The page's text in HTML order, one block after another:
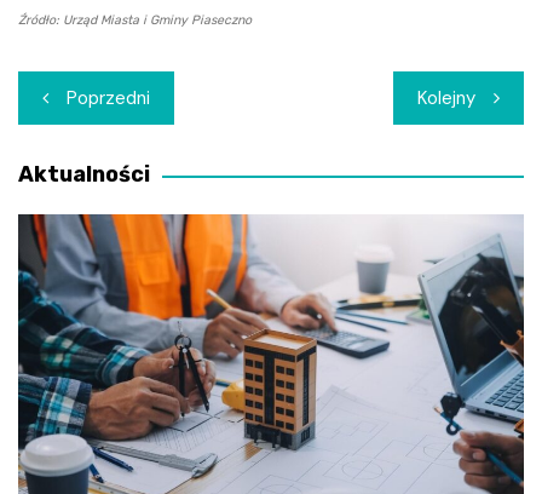
Źródło: Urząd Miasta i Gminy Piaseczno
Nawigacja
wpisu
Poprzedni Kolejny
Aktualności